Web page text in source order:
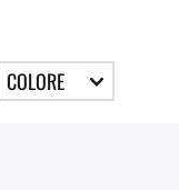
COLORE